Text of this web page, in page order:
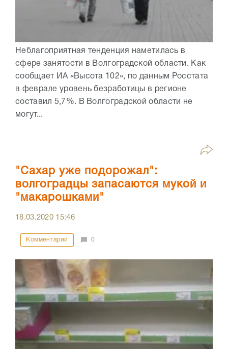
Неблагоприятная тенденция наметилась в
сфере занятости в Волгоградской области. Как
сообщает ИА «Высота 102», по данным Росстата
в феврале уровень безработицы в регионе
составил 5,7%. В Волгоградской области не
могут...
"Сахар уже подорожал":
волгоградцы запасаются мукой и
"макарошками"
18.03.2020 15:46
Комментарии 0